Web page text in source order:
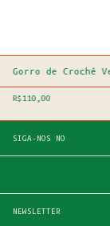
Gorro de Crochê
R$110,00
SIGA-NOS NO
NEWSLETTER